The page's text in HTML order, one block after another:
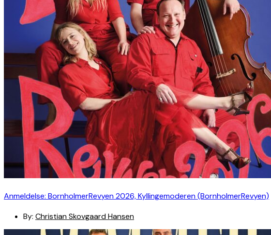
Anmeldelse: BornholmerRevyen 2026, Kyllingemoderen (BornholmerRevyen)
By: Christian Skovgaard Hansen